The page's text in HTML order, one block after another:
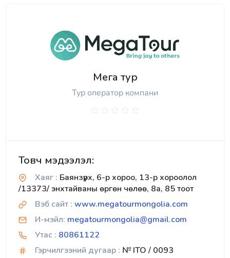
Мега тур
Тур оператор компани
Товч мэдээлэл:
Хаяг : Баянзүрх, 6-р хороо, 13-р хороолол
/13373/ энхтайваны өргөн чөлөө, 8а, 85 тоот
Вэб сайт : www.megatourmongolia.com
И-мэйл: megatourmongolia@gmail.com
Утас : 80861122
Гэрчилгээний дугаар : № ITO / 0093